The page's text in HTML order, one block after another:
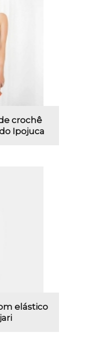
crochê
Ipojuca
elástico